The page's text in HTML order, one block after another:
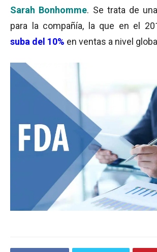
Sarah Bonhomme. Se trata de
para la compañía, la que en el
suba del 10% en ventas a nivel